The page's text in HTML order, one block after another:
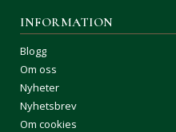
INFORMATION
Blogg
Om oss
Nyheter
Nyhetsbrev
Om cookies